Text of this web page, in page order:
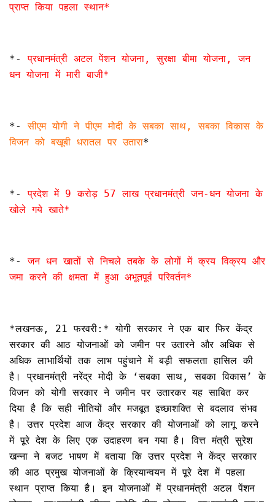
प्राप्त किया पहला स्थान*
*-प्रधानमंत्री अटल पेंशन योजना, सुरक्षा बीमा योजना, जन
धन योजना में मारी बाजी*
*-सीएम योगी ने पीएम मोदी के सबका साथ, सबका विकास के
विजन को बखूबी धरातल पर उतारा*
*-प्रदेश में 9 करोड़ 57 लाख प्रधानमंत्री जन-धन योजना के
खोले गये खाते*
*-जन धन खातों से निचले तबके के लोगों में क्रय विक्रय और
जमा करने की क्षमता में हुआ अभूतपूर्व परिवर्तन*
*लखनऊ, 21 फरवरी:* योगी सरकार ने एक बार फिर केंद्र
सरकार की आठ योजनाओं को जमीन पर उतारने और अधिक से
अधिक लाभार्थियों तक लाभ पहुंचाने में बड़ी सफलता हासिल की
है। प्रधानमंत्री नरेंद्र मोदी के ‘सबका साथ, सबका विकास’ के
विजन को योगी सरकार ने जमीन पर उतारकर यह साबित कर
दिया है कि सही नीतियों और मजबूत इच्छाशक्ति से बदलाव संभव
है। उत्तर प्रदेश आज केंद्र सरकार की योजनाओं को लागू करने
में पूरे देश के लिए एक उदाहरण बन गया है। वित्त मंत्री सुरेश
खन्ना ने बजट भाषण में बताया कि उत्तर प्रदेश ने केंद्र सरकार
की आठ प्रमुख योजनाओं के क्रियान्वयन में पूरे देश में पहला
स्थान प्राप्त किया है। इन योजनाओं में प्रधानमंत्री अटल पेंशन